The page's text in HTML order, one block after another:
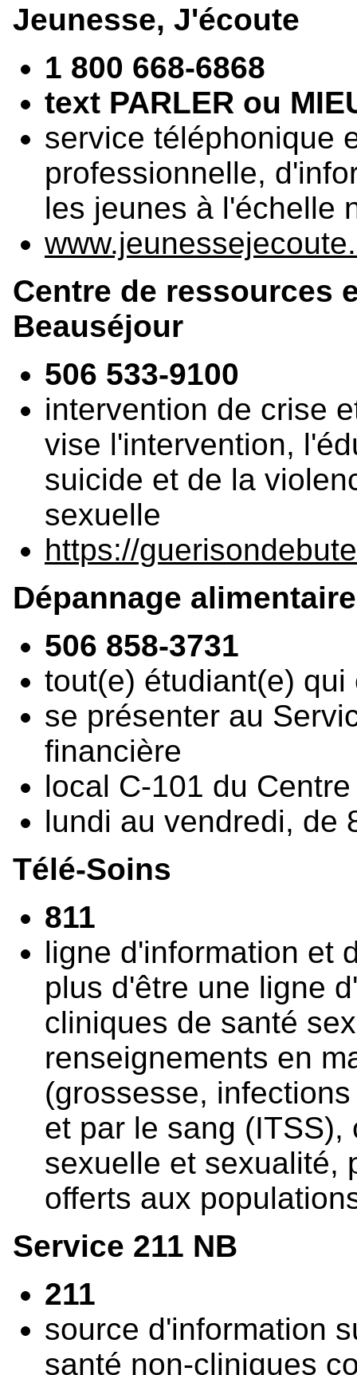
Jeunesse, J'écoute
1 800 668-6868
text PARLER ou
service téléphonique
professionnelle,
les jeunes à l'échelle
Centre de ressources
Beauséjour
506 533-9100
intervention de crise
vise l'intervention,
suicide et de la
sexuelle
https://
Dépannage
506 858-3731
tout(e) étudiant(e)
se présenter au
financière
local C-101 du
lundi au vendredi, de
Télé-Soins
811
ligne d'information et
plus d'être une ligne
cliniques de santé
renseignements en
(grossesse,
et par le sang
sexuelle et sexualité,
offerts aux
Service 211 NB
211
source d'information
santé non-cliniques